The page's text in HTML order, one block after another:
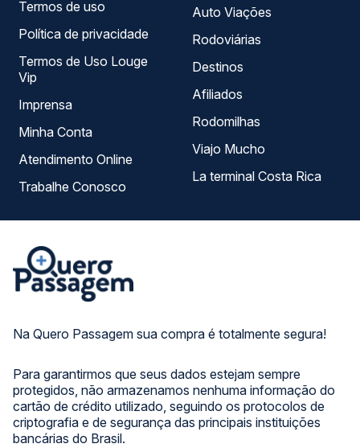
Na Quero Passagem sua compra é totalmente segura!
Para garantirmos que seus dados estejam sempre
protegidos, não armazenamos nenhuma informação do
cartão de crédito utilizado, seguindo os protocolos de
criptografia e de segurança das principais instituições
bancárias do Brasil.
Termos de uso
Política de privacidade
Termos de Uso Louge
Vip
Imprensa
Minha Conta
Atendimento Online
Trabalhe Conosco
Auto Viações
Rodoviárias
Destinos
Afiliados
Rodomilhas
Viajo Mucho
La terminal Costa Rica